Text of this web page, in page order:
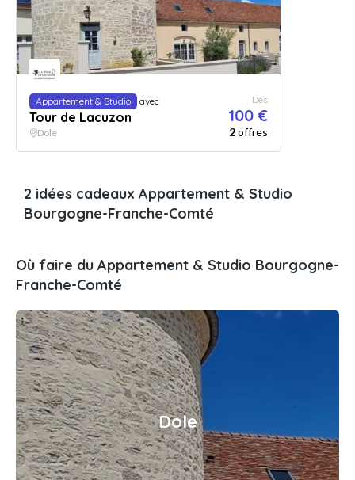
Appartement & Studio avec
Tour de Lacuzon
Dès
100 €
Dole 2offres
2 idées cadeaux Appartement & Studio
Bourgogne-Franche-Comté
Où faire du Appartement & Studio Bourgogne-
Franche-Comté
Dole